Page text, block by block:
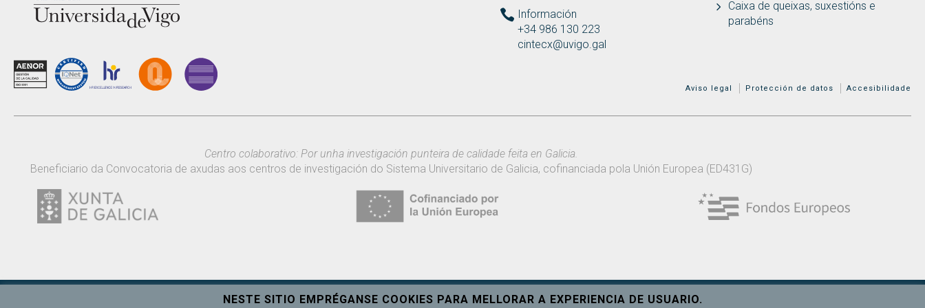
Información
+34 986 130 223
cintecx@uvigo.gal
Caixa de queixas, suxestións e
parabéns
MENÚ ADICIONAL
Aviso legal Protección de datos Accesibilidade
Centro colaborativo: Por unha investigación punteira de calidade feita en Galicia.
Beneficiario da Convocatoria de axudas aos centros de investigación do Sistema Universitario de Galicia, cofinanciada pola Unión Europea (ED431G)
NESTE SITIO EMPRÉGANSE COOKIES PARA MELLORAR A EXPERIENCIA DE USUARIO.